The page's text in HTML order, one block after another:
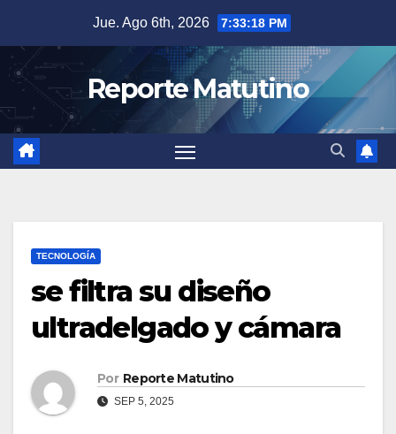
contenido
Jue. Ago 6th, 2026 7:33:19 PM
Reporte Matutino
TECNOLOGÍA
se filtra su diseño
ultradelgado y cámara
Por Reporte Matutino
SEP 5, 2025